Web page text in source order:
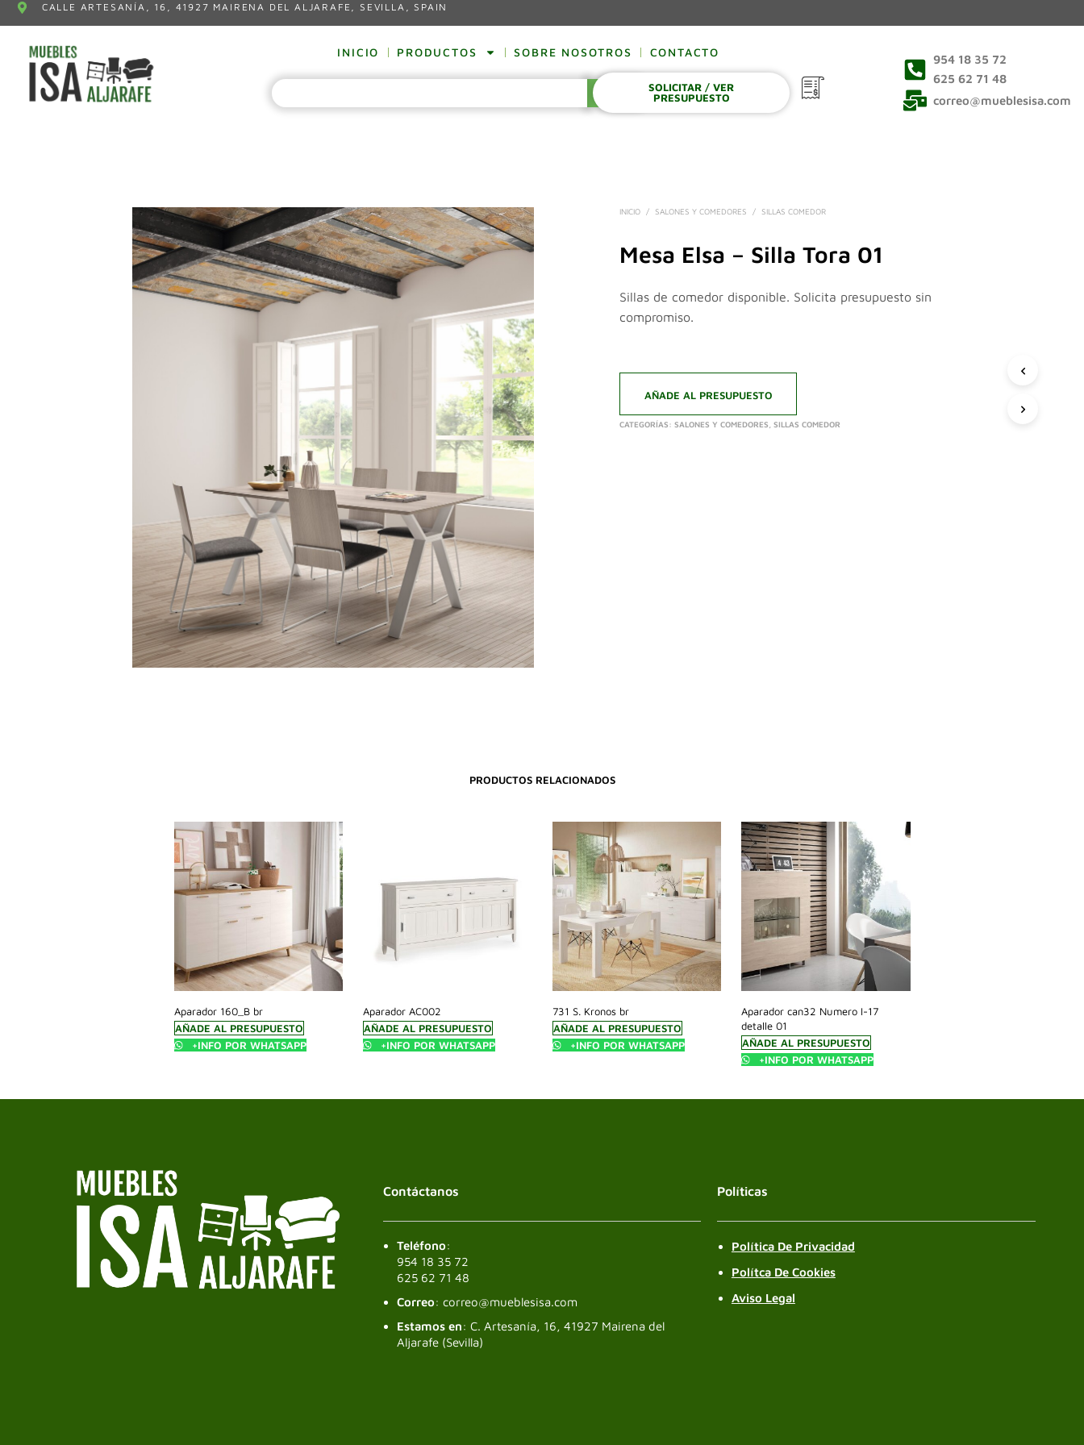
CALLE ARTESANÍA, 16, 41927 MAIRENA DEL ALJARAFE, SEVILLA, SPAIN
INICIO PRODUCTOS SOBRE NOSOTROS CONTACTO
SOLICITAR / VER
PRESUPUESTO
954 18 35 72
625 62 71 48
correo@mueblesisa.com
INICIO / SALONES Y COMEDORES / SILLAS COMEDOR
Mesa Elsa – Silla Tora 01
Sillas de comedor disponible. Solicita presupuesto sin
compromiso.
AÑADE AL PRESUPUESTO
CATEGORÍAS:SALONES Y COMEDORES ,SILLAS COMEDOR
PRODUCTOS RELACIONADOS
Aparador 160_B br
AÑADE AL PRESUPUESTO
+INFO POR WHATSAPP
Aparador AC002
AÑADE AL PRESUPUESTO
+INFO POR WHATSAPP
731 S. Kronos br
AÑADE AL PRESUPUESTO
+INFO POR WHATSAPP
Aparador can32 Numero I-17
detalle 01
AÑADE AL PRESUPUESTO
+INFO POR WHATSAPP
Contáctanos
Teléfono:
954 18 35 72
625 62 71 48
Correo: correo@mueblesisa.com
Estamos en: C. Artesanía, 16, 41927 Mairena del
Aljarafe (Sevilla)
Políticas
Política De Privacidad
Polítca De Cookies
Aviso Legal